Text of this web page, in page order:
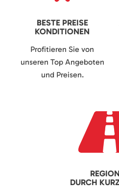
BESTE PREISE
KONDITIONEN
Profitieren Sie von
unseren Top Angeboten
und Preisen.
DURCH